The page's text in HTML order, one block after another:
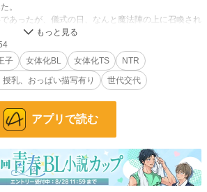
。
あったが、儀式の日、なんと魔法陣の上に召喚され
英雄の青年・ジャオは戸惑い、ベルもまた変わって
んな二人が距離を縮めていくにつれ、明らかになる
かる、絶望と悲しみの呪い。
王国の存続は果たされるのか――？
にも掲載しております
件
件
子 女体化BL 女体化TS
NTR
授乳、おっぱい描写有り 世代交代
アプリで読む